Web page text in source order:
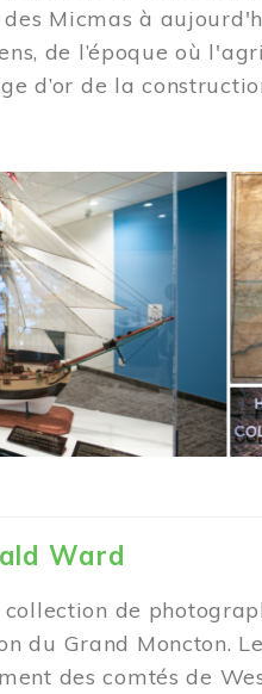
Micmas à
de l’époque où
d’or de la
Ward
de
du Grand Moncton.
des comtés de